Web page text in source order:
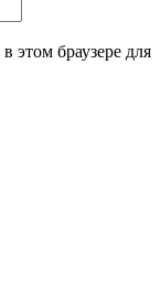
этом браузере для